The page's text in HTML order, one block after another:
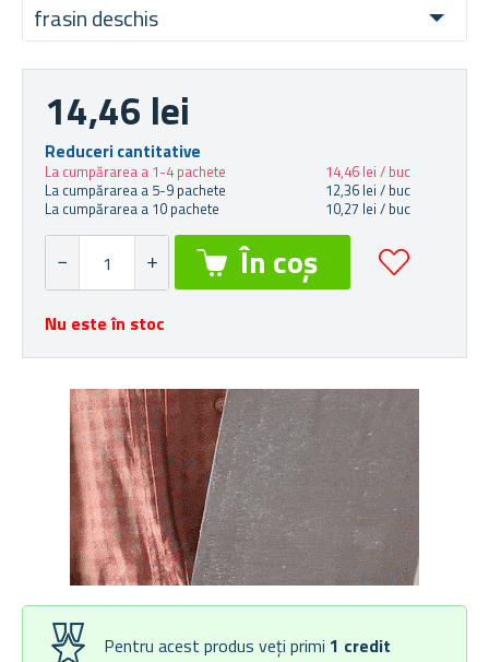
frasin deschis
14,46 lei
Reduceri cantitative
La cumpărarea a 1-4 pachete
14,46 lei / buc
La cumpărarea a 5-9 pachete
12,36 lei / buc
La cumpărarea a 10 pachete
10,27 lei / buc
Nu este în stoc
Pentru acest produs veți primi 1 credit